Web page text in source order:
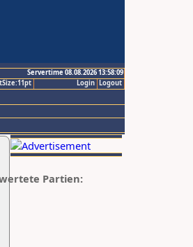
Servertime 08.08.2026 13:58:09
Logout
Login
Partien: